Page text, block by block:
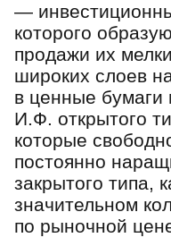
—
которого
продажи их
широких слоев
в ценные бумаги
И.Ф. открытого
которые
постоянно
закрытого типа,
значительном
по рыночной